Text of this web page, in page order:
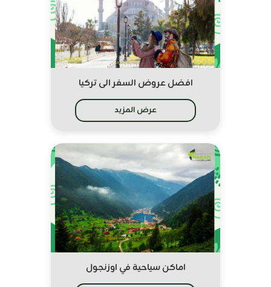
افضل عروض السفر الى تركيا
عرض المزيد
اماكن سياحية في اوزنجول